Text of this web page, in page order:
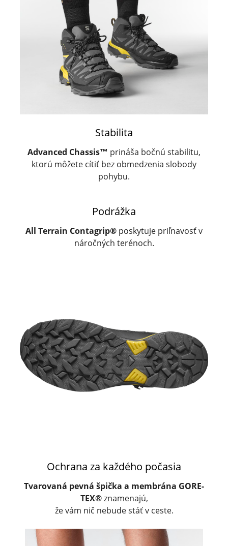
Stabilita
Advanced Chassis™ prináša bočnú stabilitu,
ktorú môžete cítiť bez obmedzenia slobody
pohybu.
Podrážka
All Terrain Contagrip® poskytuje priľnavosť v
náročných terénoch.
Ochrana za každého počasia
Tvarovaná pevná špička a membrána GORE-
TEX®znamenajú,
že vám nič nebude stáť v ceste.